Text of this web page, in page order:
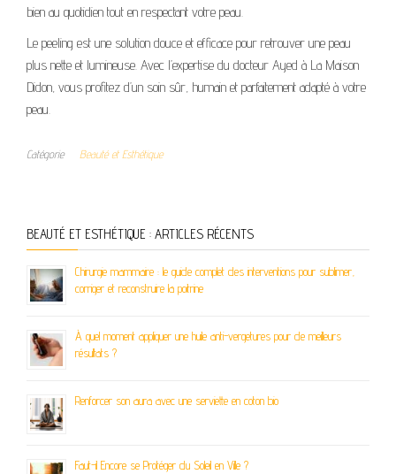
bien au quotidien tout en respectant votre peau.
Le peeling est une solution douce et efficace pour retrouver une peau
plus nette et lumineuse. Avec l’expertise du docteur Ayed à La Maison
Didon, vous profitez d’un soin sûr, humain et parfaitement adapté à votre
peau.
Catégorie Beauté et Esthétique
BEAUTÉ ET ESTHÉTIQUE : ARTICLES RÉCENTS
Chirurgie mammaire : le guide complet des interventions pour sublimer,
corriger et reconstruire la poitrine
À quel moment appliquer une huile anti-vergetures pour de meilleurs
résultats ?
Renforcer son aura avec une serviette en coton bio
Faut-il Encore se Protéger du Soleil en Ville ?